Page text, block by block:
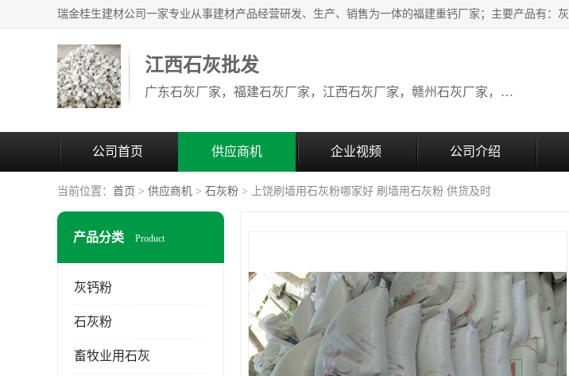
江西石灰批发
广东石灰厂家，福建石灰厂家，江西石灰厂家，赣州石灰厂家，东莞石灰厂家
公司首页 供应商机 企业视频 公司介绍
当前位置： 首页 > 供应商机 > 石灰粉 > 上饶刷墙用石灰粉哪家好 刷墙用石灰粉 供货及时
产品分类 Product
灰钙粉
石灰粉
畜牧业用石灰